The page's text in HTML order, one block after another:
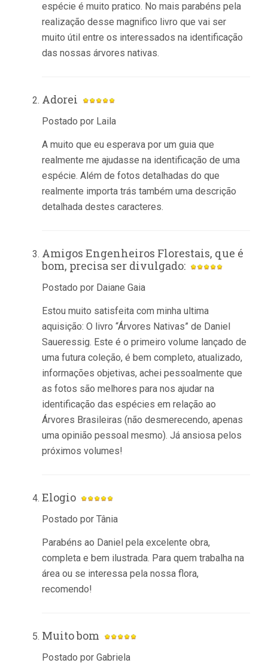
espécie é muito pratico. No mais parabéns pela
realização desse magnifico livro que vai ser
muito útil entre os interessados na identificação
das nossas árvores nativas.
Adorei
Postado por Laila
A muito que eu esperava por um guia que
realmente me ajudasse na identificação de uma
espécie. Além de fotos detalhadas do que
realmente importa trás também uma descrição
detalhada destes caracteres.
Amigos Engenheiros Florestais, que é
bom, precisa ser divulgado:
Postado por Daiane Gaia
Estou muito satisfeita com minha ultima
aquisição: O livro “Árvores Nativas” de Daniel
Saueressig. Este é o primeiro volume lançado de
uma futura coleção, é bem completo, atualizado,
informações objetivas, achei pessoalmente que
as fotos são melhores para nos ajudar na
identificação das espécies em relação ao
Árvores Brasileiras (não desmerecendo, apenas
uma opinião pessoal mesmo). Já ansiosa pelos
próximos volumes!
Elogio
Postado por Tânia
Parabéns ao Daniel pela excelente obra,
completa e bem ilustrada. Para quem trabalha na
área ou se interessa pela nossa flora,
recomendo!
Muito bom
Postado por Gabriela